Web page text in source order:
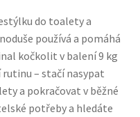
do toalety a
používá a pomáhá
kočkolit v balení 9 kg
rutinu – stačí nasypat
a pokračovat v běžné
potřeby a hledáte